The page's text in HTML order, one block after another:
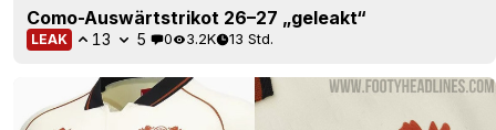
Como-Auswärtstrikot 26–27 „geleakt“
LEAK 13 5 0 3.2K 13 Std.